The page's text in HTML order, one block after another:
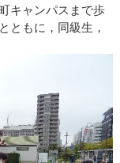
キャンパスまで歩
ともに，同級生，